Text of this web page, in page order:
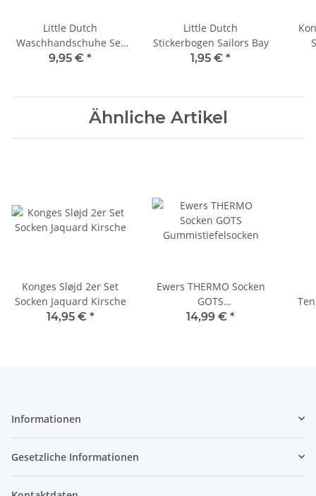
Little Dutch
Waschhandschuhe Set
Forest Friends
9,95 € *
Little Dutch
Stickerbogen Sailors Bay
1,95 € *
Ähnliche Artikel
Konges Sløjd 2er Set
Socken Jaquard Kirsche
14,95 € *
Ewers THERMO Socken
GOTS
Gummistiefelsocken
14,99 € *
Informationen
Gesetzliche Informationen